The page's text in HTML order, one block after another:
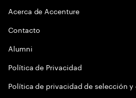
Acerca de Accenture
Contacto
Alumni
Política de Privacidad
Política de privacidad de selección